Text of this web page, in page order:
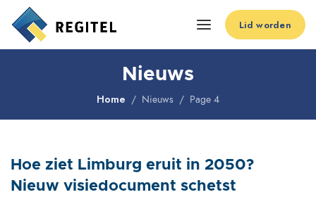
Lid worden
Nieuws
Home Nieuws Page 4
Hoe ziet Limburg eruit in 2050?
Nieuw visiedocument schetst